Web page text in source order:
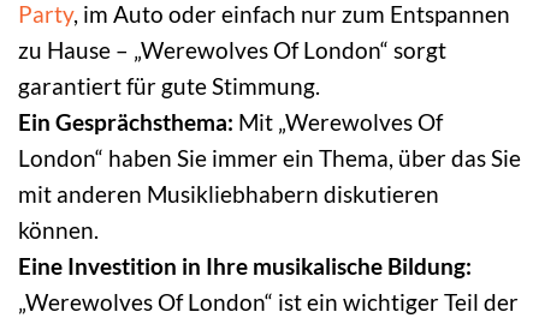
Party, im Auto oder einfach nur zum Entspannen
zu Hause – „Werewolves Of London“ sorgt
garantiert für gute Stimmung.
Ein Gesprächsthema: Mit „Werewolves Of
London“ haben Sie immer ein Thema, über das Sie
mit anderen Musikliebhabern diskutieren
können.
Eine Investition in Ihre musikalische Bildung:
„Werewolves Of London“ ist ein wichtiger Teil der